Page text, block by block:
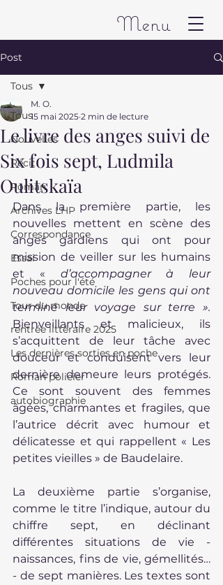
Menu
Post
Tous
Nouvelles
Récit
Roman
Archives LHP
Correspondance
Essai
Poches pour l'été
Tour du monde
rentrée littéraire 2025
Les dernières sorties en poche
Roman policier
autobiographie
Tous
Le livre des anges suivi de
Six fois sept, Ludmila
Oulitskaïa
M. O.
15 mai 2025 2 min de lecture
Dans la première partie, les
nouvelles mettent en scène des
anges gardiens qui ont pour
mission de veiller sur les humains
et « d’accompagner à leur
nouveau domicile les gens qui ont
Bienveillants et malicieux, ils
s’acquittent de leur tâche avec
douceur et conduisent vers leur
dernière demeure leurs protégés.
Ce sont souvent des femmes
âgées, charmantes et fragiles, que
l’autrice décrit avec humour et
délicatesse et qui rappellent « Les
petites vieilles » de Baudelaire.
La deuxième partie s’organise,
comme le titre l’indique, autour du
chiffre sept, en déclinant
différentes situations de vie -
naissances, fins de vie, gémellités…
- de sept manières. Les textes sont